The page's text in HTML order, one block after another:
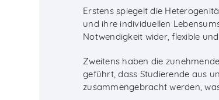
Erstens spiegelt die
und ihre individuellen
Notwendigkeit wider, flexible
Zweitens haben die
geführt, dass Studierende aus
zusammengebracht werden,